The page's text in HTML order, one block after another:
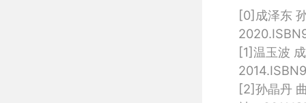
[0]成泽东
[1]温玉波
[2]孙晶丹